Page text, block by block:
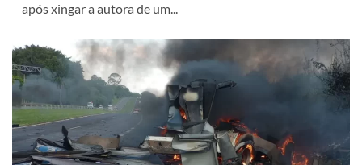
após xingar a autora de um...